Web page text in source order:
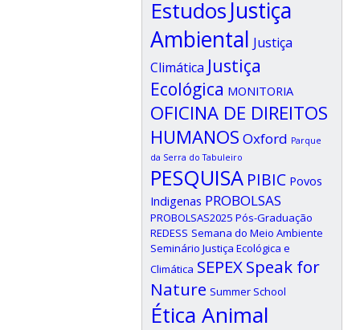
EstudosJustiça
Ambiental Justiça
Climática Justiça
Ecológica MONITORIA
OFICINA DE DIREITOS
HUMANOS Oxford Parque
da Serra do Tabuleiro
PESQUISA PIBIC Povos
Indigenas PROBOLSAS
PROBOLSAS2025 Pós-Graduação
REDESS Semana do Meio Ambiente
Seminário Justiça Ecológica e
Climática SEPEXSpeak for
Nature Summer School
Ética Animal